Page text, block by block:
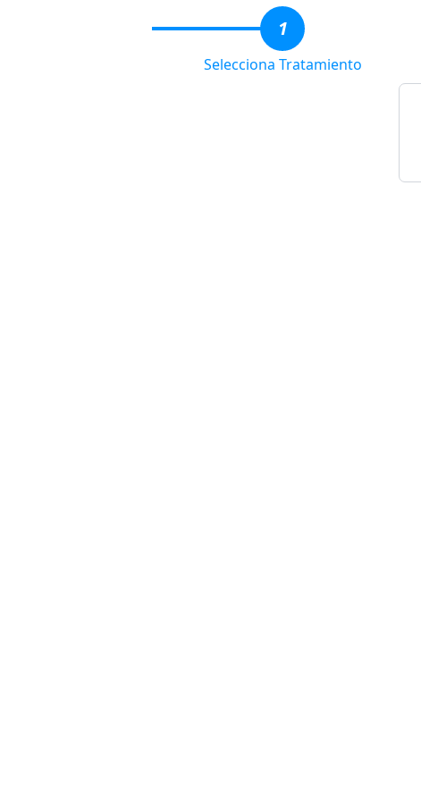
1
Selecciona Tratamiento